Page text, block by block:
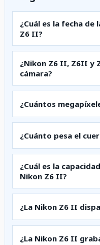
¿Cuál es la fecha
Z6 II?
¿Nikon Z6 II, Z6II y
cámara?
¿Cuántos
¿Cuánto pesa el
¿Cuál es la
Nikon Z6 II?
¿La Nikon Z6 II
¿La Nikon Z6 II